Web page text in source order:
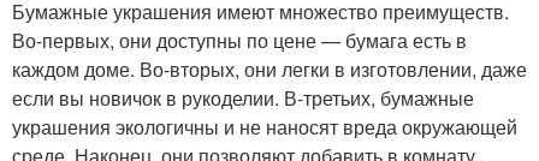
Бумажные украшения имеют множество преимуществ.
Во-первых, они доступны по цене — бумага есть в
каждом доме. Во-вторых, они легки в изготовлении, даже
если вы новичок в рукоделии. В-третьих, бумажные
украшения экологичны и не наносят вреда окружающей